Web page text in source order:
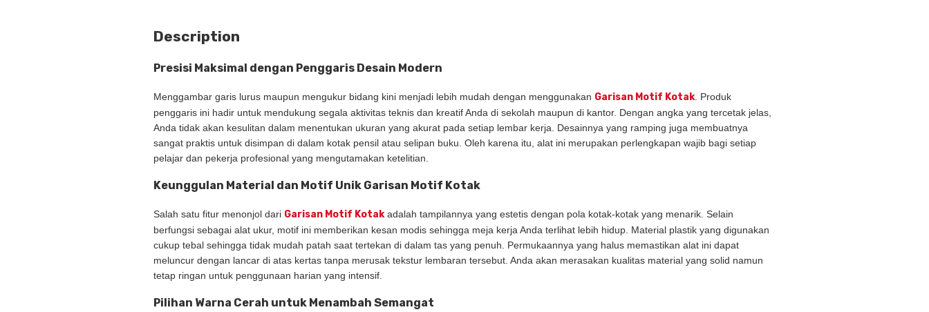
Description
Presisi Maksimal dengan Penggaris Desain Modern
Menggambar garis lurus maupun mengukur bidang kini menjadi lebih mudah dengan menggunakan Garisan Motif Kotak . Produk
penggaris ini hadir untuk mendukung segala aktivitas teknis dan kreatif Anda di sekolah maupun di kantor. Dengan angka yang tercetak jelas,
Anda tidak akan kesulitan dalam menentukan ukuran yang akurat pada setiap lembar kerja. Desainnya yang ramping juga membuatnya
sangat praktis untuk disimpan di dalam kotak pensil atau selipan buku. Oleh karena itu, alat ini merupakan perlengkapan wajib bagi setiap
pelajar dan pekerja profesional yang mengutamakan ketelitian.
Keunggulan Material dan Motif Unik Garisan Motif Kotak
Salah satu fitur menonjol dari Garisan Motif Kotak adalah tampilannya yang estetis dengan pola kotak-kotak yang menarik. Selain
berfungsi sebagai alat ukur, motif ini memberikan kesan modis sehingga meja kerja Anda terlihat lebih hidup. Material plastik yang digunakan
cukup tebal sehingga tidak mudah patah saat tertekan di dalam tas yang penuh. Permukaannya yang halus memastikan alat ini dapat
meluncur dengan lancar di atas kertas tanpa merusak tekstur lembaran tersebut. Anda akan merasakan kualitas material yang solid namun
tetap ringan untuk penggunaan harian yang intensif.
Pilihan Warna Cerah untuk Menambah Semangat